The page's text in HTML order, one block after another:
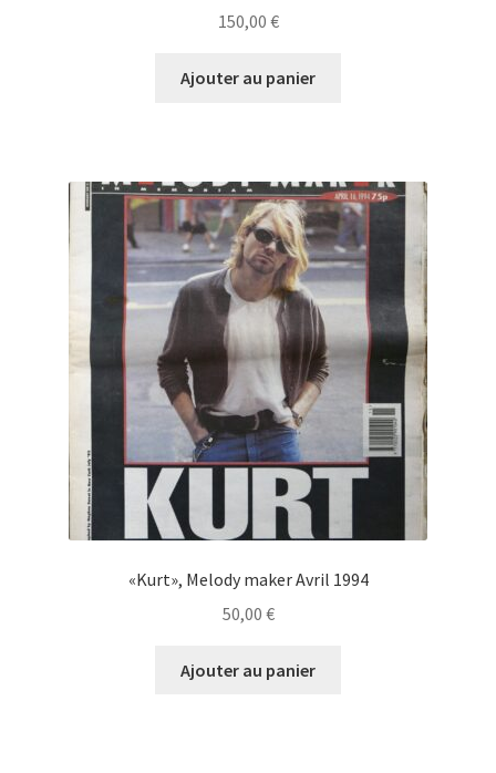
150,00 €
Ajouter au panier
«Kurt», Melody maker Avril 1994
50,00 €
Ajouter au panier